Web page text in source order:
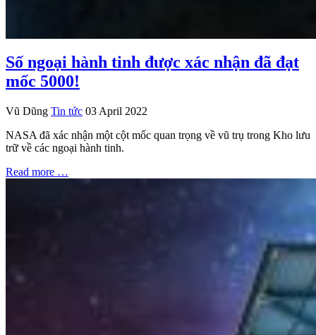
Số ngoại hành tinh được xác nhận đã đạt
mốc 5000!
Vũ Dũng Tin tức 03 April 2022
NASA đã xác nhận một cột mốc quan trọng về vũ trụ trong Kho lưu
trữ về các ngoại hành tinh.
Read more …